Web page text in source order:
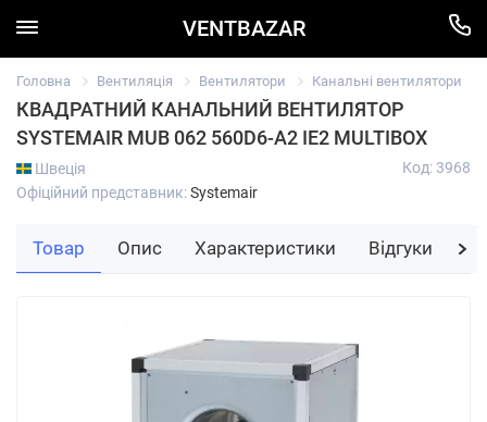
VENTBAZAR
Головна Вентиляція Вентилятори Канальні вентилятори
КВАДРАТНИЙ КАНАЛЬНИЙ ВЕНТИЛЯТОР
SYSTEMAIR MUB 062 560D6-A2 IE2 MULTIBOX
Швеція
Офіційний представник:Systemair
Код: 3968
Товар Опис Характеристики Відгуки